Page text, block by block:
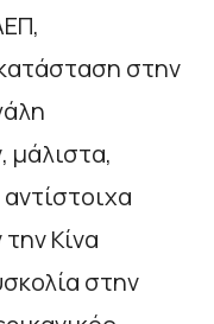
στην
μάλιστα,
Κίνα
στην